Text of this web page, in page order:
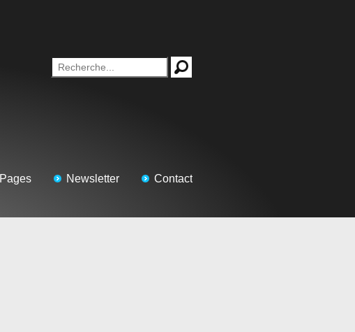
Pages Newsletter Contact